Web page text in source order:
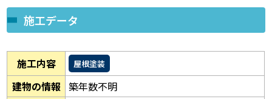
施工データ
施工内容 屋根塗装
建物の情報 築年数不明